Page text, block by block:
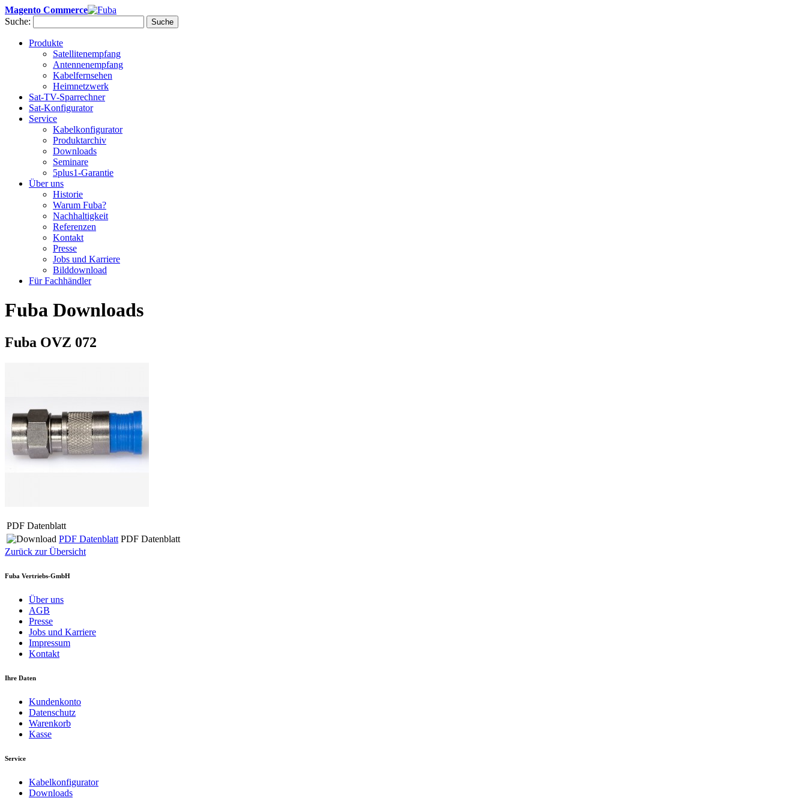
Magento Commerce
Suche:
Suche
Produkte
Satellitenempfang
Antennenempfang
Kabelfernsehen
Heimnetzwerk
Sat-TV-Sparrechner
Sat-Konfigurator
Service
Kabelkonfigurator
Produktarchiv
Downloads
Seminare
5plus1-Garantie
Über uns
Historie
Warum Fuba?
Nachhaltigkeit
Referenzen
Kontakt
Presse
Jobs und Karriere
Bilddownload
Für Fachhändler
Fuba Downloads
Fuba OVZ 072
PDF Datenblatt
PDF Datenblatt PDF Datenblatt
Zurück zur Übersicht
Fuba Vertriebs-GmbH
Über uns
AGB
Presse
Jobs und Karriere
Impressum
Kontakt
Ihre Daten
Kundenkonto
Datenschutz
Warenkorb
Kasse
Service
Kabelkonfigurator
Downloads